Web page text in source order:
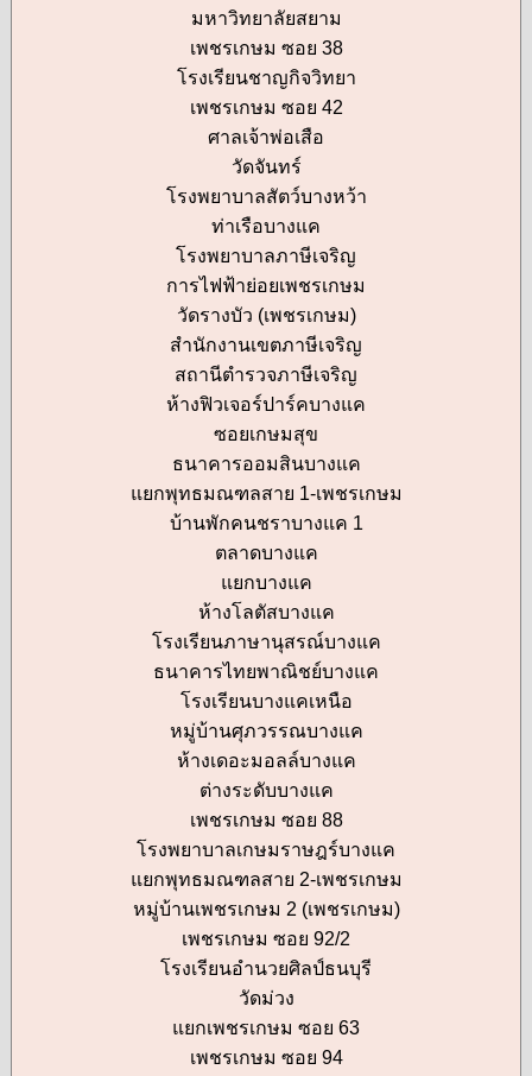
มหาวิทยาลัยสยาม
เพชรเกษม ซอย 38
โรงเรียนชาญกิจวิทยา
เพชรเกษม ซอย 42
ศาลเจ้าพ่อเสือ
วัดจันทร์
โรงพยาบาลสัตว์บางหว้า
ท่าเรือบางแค
โรงพยาบาลภาษีเจริญ
การไฟฟ้าย่อยเพชรเกษม
วัดรางบัว (เพชรเกษม)
สำนักงานเขตภาษีเจริญ
สถานีตำรวจภาษีเจริญ
ห้างฟิวเจอร์ปาร์คบางแค
ซอยเกษมสุข
ธนาคารออมสินบางแค
แยกพุทธมณฑลสาย 1-เพชรเกษม
บ้านพักคนชราบางแค 1
ตลาดบางแค
แยกบางแค
ห้างโลตัสบางแค
โรงเรียนภาษานุสรณ์บางแค
ธนาคารไทยพาณิชย์บางแค
โรงเรียนบางแคเหนือ
หมู่บ้านศุภวรรณบางแค
ห้างเดอะมอลล์บางแค
ต่างระดับบางแค
เพชรเกษม ซอย 88
โรงพยาบาลเกษมราษฎร์บางแค
แยกพุทธมณฑลสาย 2-เพชรเกษม
หมู่บ้านเพชรเกษม 2 (เพชรเกษม)
เพชรเกษม ซอย 92/2
โรงเรียนอำนวยศิลป์ธนบุรี
วัดม่วง
แยกเพชรเกษม ซอย 63
เพชรเกษม ซอย 94